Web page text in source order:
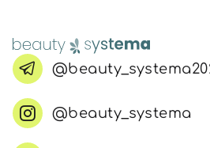
@beauty_systema